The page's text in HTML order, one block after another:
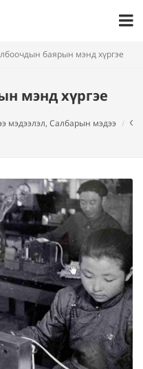
баярын мэнд хүргэе
мэнд хүргэе
мэдээлэл, Салбарын мэдээ